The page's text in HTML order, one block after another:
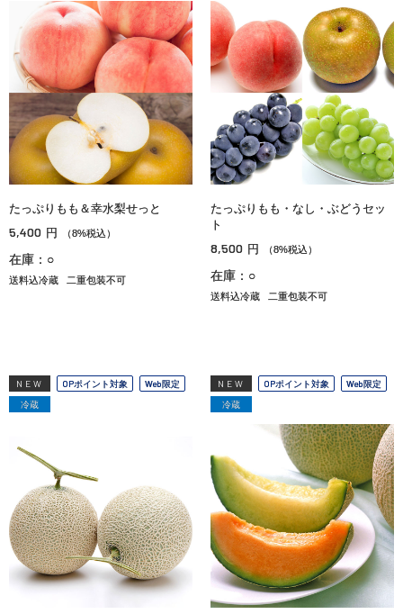
たっぷりもも＆幸水梨せっと
5,400 円 （8%税込）
在庫：○
送料込冷蔵 二重包装不可
たっぷりもも・なし・ぶどうセッ
ト
8,500 円 （8%税込）
在庫：○
送料込冷蔵 二重包装不可
NEW OPポイント対象
Web限定
冷蔵
NEW OPポイント対象
Web限定
冷蔵